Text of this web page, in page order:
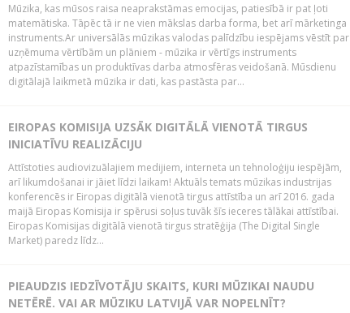
Mūzika, kas mūsos raisa neaprakstāmas emocijas, patiesībā ir pat ļoti
matemātiska. Tāpēc tā ir ne vien mākslas darba forma, bet arī mārketinga
instruments.Ar universālās mūzikas valodas palīdzību iespējams vēstīt par
uzņēmuma vērtībām un plāniem - mūzika ir vērtīgs instruments
atpazīstamības un produktīvas darba atmosfēras veidošanā. Mūsdienu
digitālajā laikmetā mūzika ir dati, kas pastāsta par...
EIROPAS KOMISIJA UZSĀK DIGITĀLĀ VIENOTĀ TIRGUS
INICIATĪVU REALIZĀCIJU
Attīstoties audiovizuālajiem medijiem, interneta un tehnoloģiju iespējām,
arī likumdošanai ir jāiet līdzi laikam! Aktuāls temats mūzikas industrijas
konferencēs ir Eiropas digitālā vienotā tirgus attīstība un arī 2016. gada
maijā Eiropas Komisija ir spērusi soļus tuvāk šīs ieceres tālākai attīstībai.
Eiropas Komisijas digitālā vienotā tirgus stratēģija (The Digital Single
Market) paredz līdz...
PIEAUDZIS IEDZĪVOTĀJU SKAITS, KURI MŪZIKAI NAUDU
NETĒRĒ. VAI AR MŪZIKU LATVIJĀ VAR NOPELNĪT?